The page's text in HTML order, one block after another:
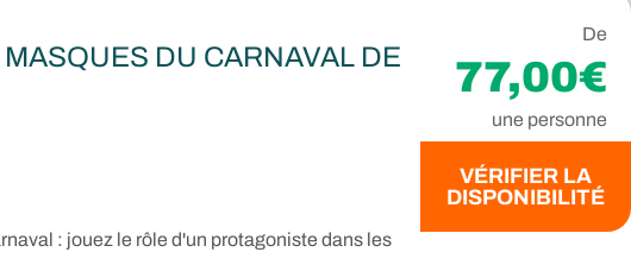
DU CARNAVAL DE
: jouez le rôle d'un protagoniste dans les
De
77,00€
une personne
VÉRIFIER LA
DISPONIBILITÉ